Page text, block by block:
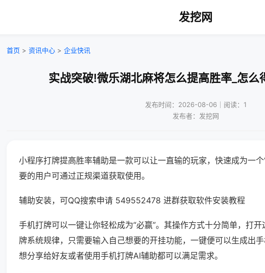
发挖网
首页 > 资讯中心 > 企业快讯
实战突破!微乐湖北麻将怎么提高胜率_怎么
发布时间：2026-08-06｜阅读：1
发布者：发挖网
小程序打牌提高胜率辅助是一款可以让一直输的玩家，快速成为一
要的用户可通过正规渠道获取使用。
辅助安装，可QQ搜索申请 549552478 进群获取软件安装教程
手机打牌可以一键让你轻松成为“必赢”。其操作方式十分简单，打
牌系统规律，只需要输入自己想要的开挂功能，一键便可以生成出
想分享给好友或者使用手机打牌AI辅助都可以满足需求。